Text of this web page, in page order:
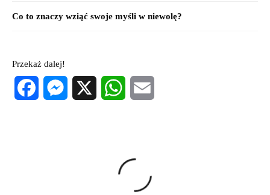
Co to znaczy wziąć swoje myśli w niewolę?
Przekaż dalej!